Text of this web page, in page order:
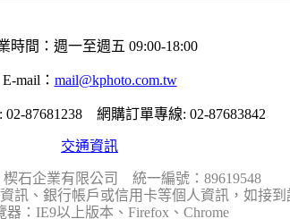
時間：週一至週五 09:00-18:00
E-mail： mail@kphoto.com.tw
02-87681238 網購訂單專線: 02-87683842
交通資訊
楔石企業有限公司 統一編號：89619548
訊、銀行帳戶或信用卡等個人資訊，如接
器：IE9以上版本、Firefox、Chrome